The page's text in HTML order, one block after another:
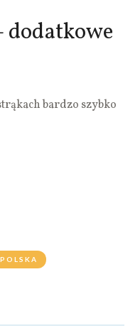
dodatkowe
bardzo szybko